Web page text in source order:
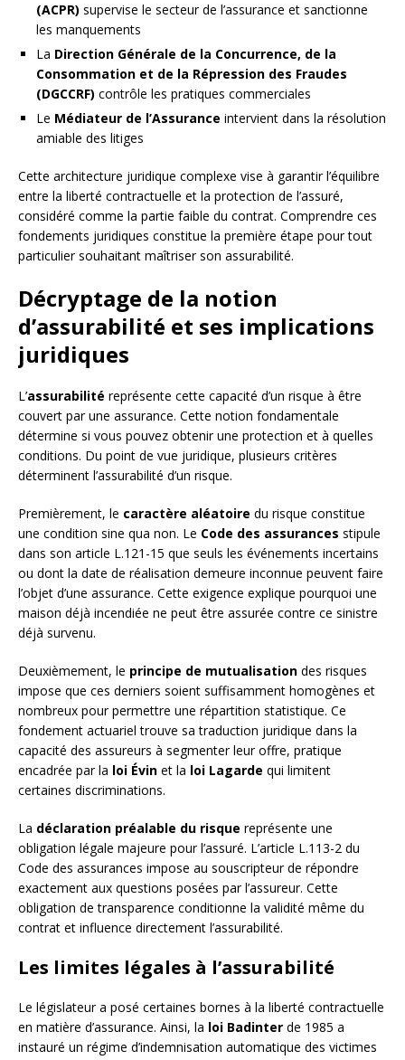
(ACPR) supervise le secteur de l’assurance et sanctionne
les manquements
La Direction Générale de la Concurrence, de la
Consommation et de la Répression des Fraudes
(DGCCRF) contrôle les pratiques commerciales
Le Médiateur de l’Assurance intervient dans la résolution
amiable des litiges
Cette architecture juridique complexe vise à garantir l’équilibre
entre la liberté contractuelle et la protection de l’assuré,
considéré comme la partie faible du contrat. Comprendre ces
fondements juridiques constitue la première étape pour tout
particulier souhaitant maîtriser son assurabilité.
Décryptage de la notion
d’assurabilité et ses implications
juridiques
L’assurabilité représente cette capacité d’un risque à être
couvert par une assurance. Cette notion fondamentale
détermine si vous pouvez obtenir une protection et à quelles
conditions. Du point de vue juridique, plusieurs critères
déterminent l’assurabilité d’un risque.
Premièrement, le caractère aléatoire du risque constitue
une condition sine qua non. Le Code des assurances stipule
dans son article L.121-15 que seuls les événements incertains
ou dont la date de réalisation demeure inconnue peuvent faire
l’objet d’une assurance. Cette exigence explique pourquoi une
maison déjà incendiée ne peut être assurée contre ce sinistre
déjà survenu.
Deuxièmement, le principe de mutualisation des risques
impose que ces derniers soient suffisamment homogènes et
nombreux pour permettre une répartition statistique. Ce
fondement actuariel trouve sa traduction juridique dans la
capacité des assureurs à segmenter leur offre, pratique
encadrée par la loi Évin et la loi Lagarde qui limitent
certaines discriminations.
La déclaration préalable du risque représente une
obligation légale majeure pour l’assuré. L’article L.113-2 du
Code des assurances impose au souscripteur de répondre
exactement aux questions posées par l’assureur. Cette
obligation de transparence conditionne la validité même du
contrat et influence directement l’assurabilité.
Les limites légales à l’assurabilité
Le législateur a posé certaines bornes à la liberté contractuelle
en matière d’assurance. Ainsi, la loi Badinter de 1985 a
instauré un régime d’indemnisation automatique des victimes